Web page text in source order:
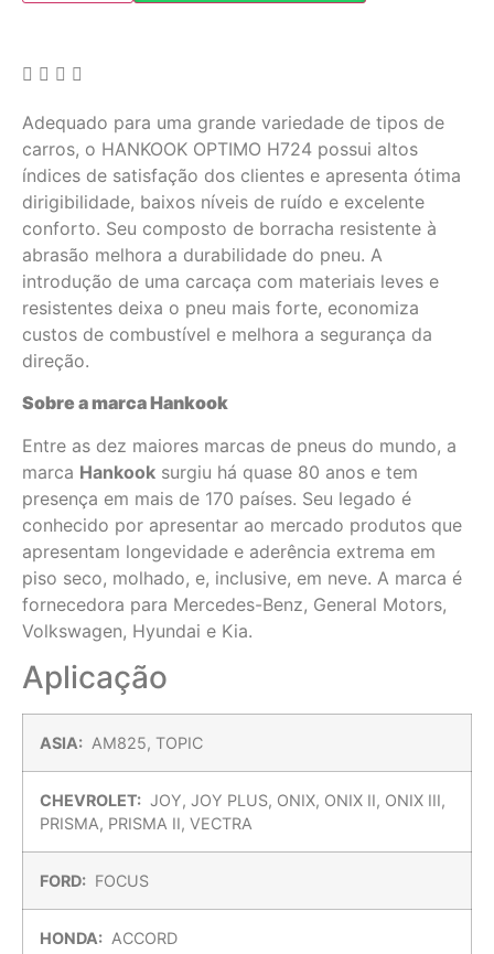
Adequado para uma grande variedade de tipos de
carros, o HANKOOK OPTIMO H724 possui altos
índices de satisfação dos clientes e apresenta ótima
dirigibilidade, baixos níveis de ruído e excelente
conforto. Seu composto de borracha resistente à
abrasão melhora a durabilidade do pneu. A
introdução de uma carcaça com materiais leves e
resistentes deixa o pneu mais forte, economiza
custos de combustível e melhora a segurança da
direção.
Sobre a marca Hankook
Entre as dez maiores marcas de pneus do mundo, a
marca Hankook surgiu há quase 80 anos e tem
presença em mais de 170 países. Seu legado é
conhecido por apresentar ao mercado produtos que
apresentam longevidade e aderência extrema em
piso seco, molhado, e, inclusive, em neve. A marca é
fornecedora para Mercedes-Benz, General Motors,
Volkswagen, Hyundai e Kia.
Aplicação
ASIA: AM825, TOPIC
CHEVROLET: JOY, JOY PLUS, ONIX, ONIX II, ONIX III,
PRISMA, PRISMA II, VECTRA
FORD: FOCUS
HONDA: ACCORD